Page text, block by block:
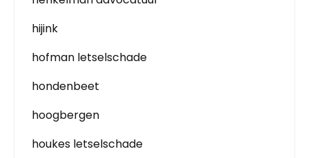
hijink
hofman letselschade
hondenbeet
hoogbergen
houkes letselschade